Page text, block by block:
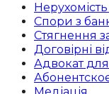
Спори з
Стягнення
Договірні
Адвокат для